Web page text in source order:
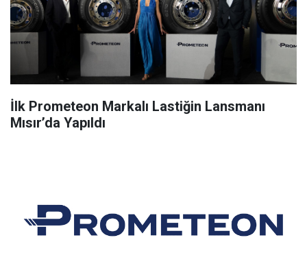
İlk Prometeon Markalı Lastiğin Lansmanı
Mısır’da Yapıldı